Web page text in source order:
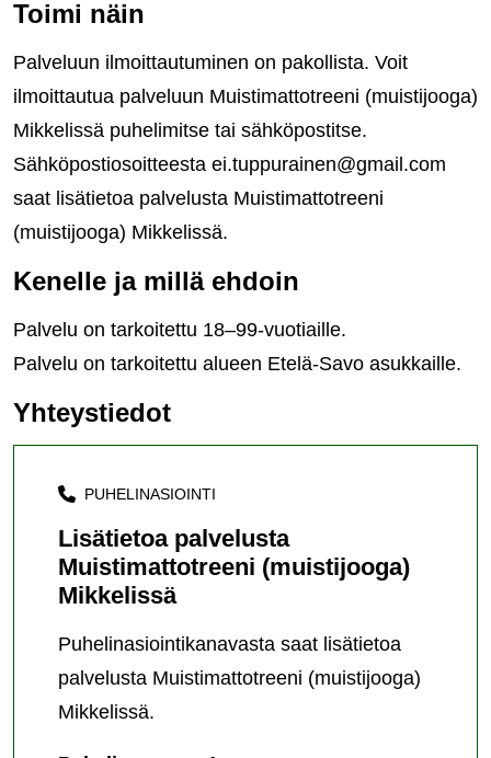
Toimi näin
Palveluun ilmoittautuminen on pakollista. Voit
ilmoittautua palveluun Muistimattotreeni (muistijooga)
Mikkelissä puhelimitse tai sähköpostitse.
Sähköpostiosoitteesta ei.tuppurainen@gmail.com
saat lisätietoa palvelusta Muistimattotreeni
(muistijooga) Mikkelissä.
Kenelle ja millä ehdoin
Palvelu on tarkoitettu 18–99-vuotiaille.
Palvelu on tarkoitettu alueen Etelä-Savo asukkaille.
Yhteystiedot
PUHELINASIOINTI
Lisätietoa palvelusta
Muistimattotreeni (muistijooga)
Mikkelissä
Puhelinasiointikanavasta saat lisätietoa
palvelusta Muistimattotreeni (muistijooga)
Mikkelissä.